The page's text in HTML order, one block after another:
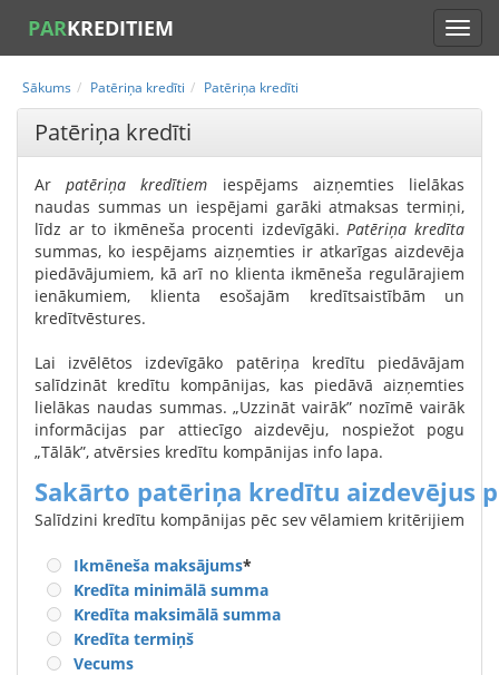
PARKREDITIEM
Sākums Patēriņa kredīti Patēriņa kredīti
Patēriņa kredīti
Arpatēriņa kredītiem iespējams aizņemties lielākas
naudas summas un iespējami garāki atmaksas termiņi,
līdz ar to ikmēneša procenti izdevīgāki.Patēriņa kredīta
summas, ko iespējams aizņemties ir atkarīgas aizdevēja
piedāvājumiem, kā arī no klienta ikmēneša regulārajiem
ienākumiem, klienta esošajām kredītsaistībām un
kredītvēstures.
Lai izvēlētos izdevīgāko patēriņa kredītu piedāvājam
salīdzināt kredītu kompānijas, kas piedāvā aizņemties
lielākas naudas summas. „Uzzināt vairāk” nozīmē vairāk
informācijas par attiecīgo aizdevēju, nospiežot pogu
„Tālāk”, atvērsies kredītu kompānijas info lapa.
Sakārto patēriņa kredītu aizdevējus
Salīdzini kredītu kompānijas pēc sev vēlamiem kritērijiem
Ikmēneša maksājums*
Kredīta minimālā summa
Kredīta maksimālā summa
Kredīta termiņš
Vecums